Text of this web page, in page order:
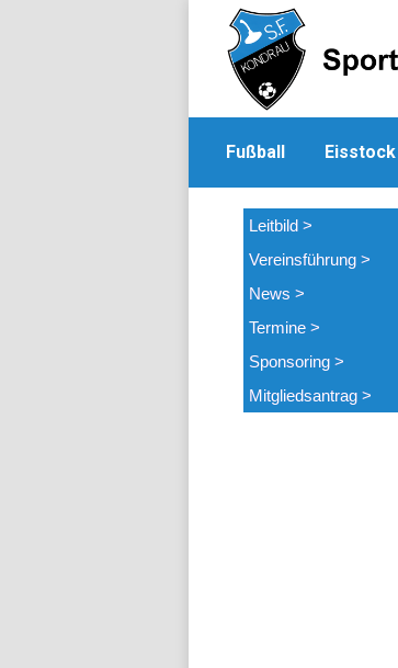
Fußball Eisstock
Leitbild >
Vereinsführung >
News >
Termine >
Sponsoring >
Mitgliedsantrag >